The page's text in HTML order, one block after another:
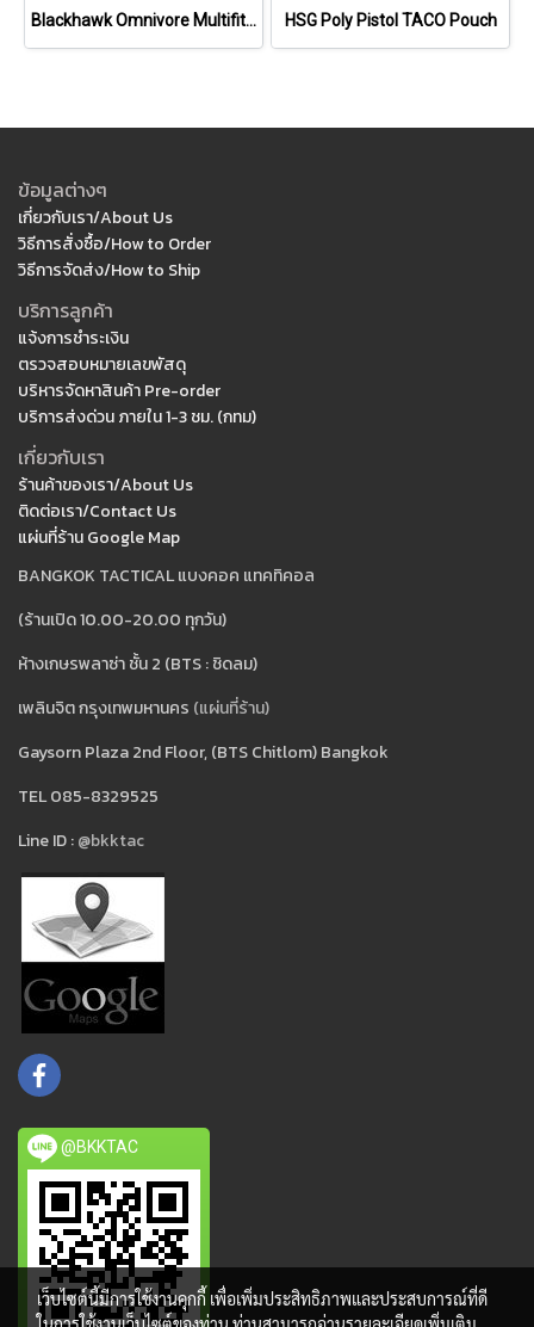
Blackhawk Omnivore Multifit Holsters HSG Poly Pistol TACO Pouch
ข้อมูลต่างๆ
เกี่ยวกับเรา/About Us
วิธีการสั่งซื้อ/How to Order
วิธีการจัดส่ง/How to Ship
บริการลูกค้า
แจ้งการชำระเงิน
ตรวจสอบหมายเลขพัสดุ
บริหารจัดหาสินค้า Pre-order
บริการส่งด่วน ภายใน 1-3 ชม. (กทม)
เกี่ยวกับเรา
ร้านค้าของเรา/About Us
ติดต่อเรา/Contact Us
แผ่นที่ร้าน Google Map
BANGKOK TACTICAL แบงคอค แทคทิคอล
(ร้านเปิด 10.00-20.00 ทุกวัน)
ห้างเกษรพลาซ่า ชั้น 2 (BTS : ชิดลม)
เพลินจิต กรุงเทพมหานคร (แผ่นที่ร้าน)
Gaysorn Plaza 2nd Floor, (BTS Chitlom) Bangkok
TEL 085-8329525
Line ID :@bkktac
@BKKTAC
เว็บไซต์นี้มีการใช้งานคุกกี้ เพื่อเพิ่มประสิทธิภาพและประสบการณ์ที่ดี